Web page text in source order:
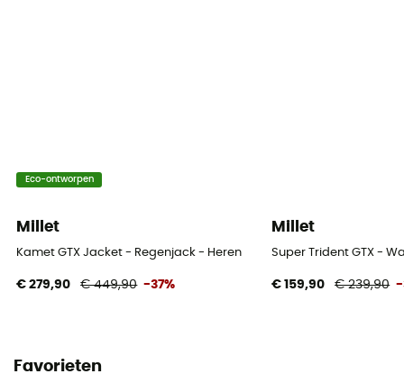
Eco-ontworpen
Millet
Kamet GTX Jacket - Regenjack - Heren
€ 279,90 € 449,90 -37%
Millet
Super Trident GTX -
€ 159,90 € 239,90 -
Favorieten